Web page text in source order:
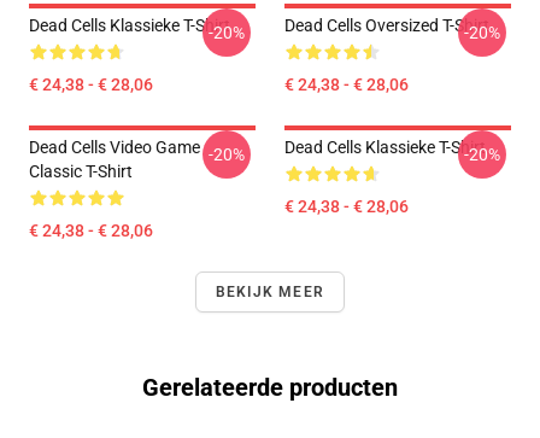
Dead Cells Klassieke T-Shirt
€ 24,38 - € 28,06
-20% Dead Cells Oversized T-Shirt
€ 24,38 - € 28,06
-20%
Dead Cells Video Game
Classic T-Shirt
€ 24,38 - € 28,06
-20% Dead Cells Klassieke T-Shirt
€ 24,38 - € 28,06
-20%
BEKIJK MEER
Gerelateerde producten